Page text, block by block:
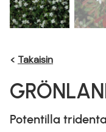
< Takaisin
Potentilla